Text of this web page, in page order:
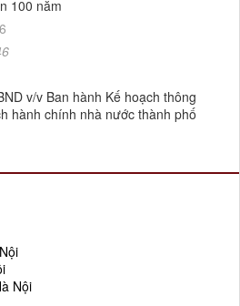
v/v Ban hành Kế hoạch thông
hành chính nhà nước thành phố
"Bình dân học vụ số"
số 34/2024/NQ-HĐND ngày
Nội